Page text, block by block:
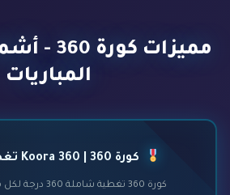
مميزات
المباريات
كورة 360 | Koora 360 تغطية شاملة
كورة 360 تغطية شاملة 360 درجة لكل مباريات الدوريات